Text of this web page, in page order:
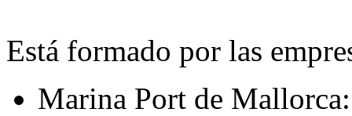
Está formado por las
Marina Port de